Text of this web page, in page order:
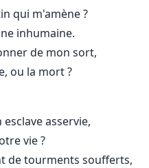
qui m'amène ?
inhumaine.
de mon sort,
ou la mort ?
asservie,
vie ?
de tourments soufferts,